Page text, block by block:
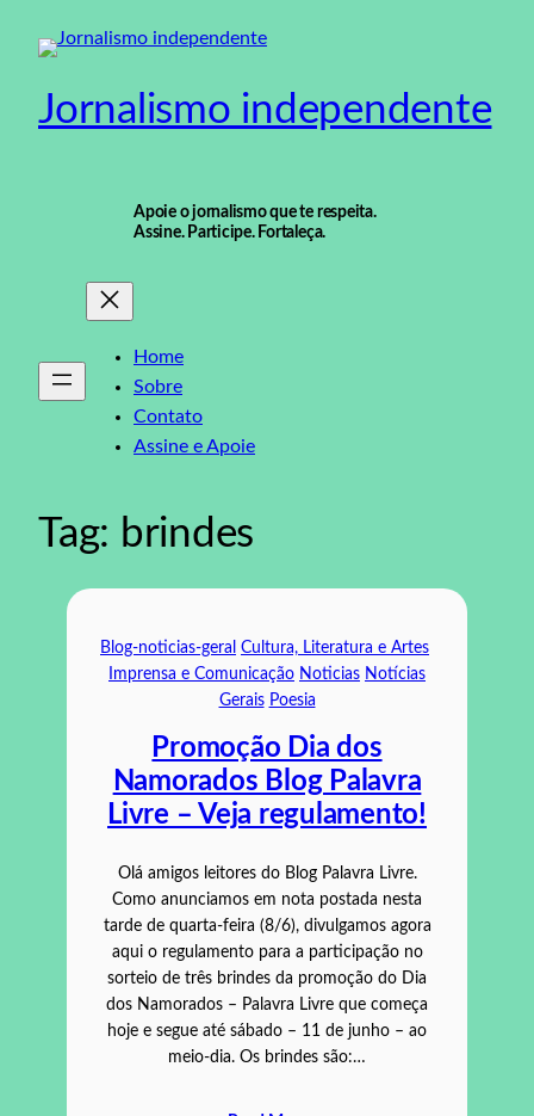
para
conteúdo
Jornalismo independente
Apoie o jornalismo que te respeita.
Assine. Participe. Fortaleça.
Home
Sobre
Contato
Assine e Apoie
Tag: brindes
Blog-noticias-geral Cultura, Literatura e Artes
Imprensa e Comunicação Noticias Notícias
Gerais Poesia
Promoção Dia dos
Namorados Blog Palavra
Livre – Veja regulamento!
Olá amigos leitores do Blog Palavra Livre.
Como anunciamos em nota postada nesta
tarde de quarta-feira (8/6), divulgamos agora
aqui o regulamento para a participação no
sorteio de três brindes da promoção do Dia
dos Namorados – Palavra Livre que começa
hoje e segue até sábado – 11 de junho – ao
meio-dia. Os brindes são:…